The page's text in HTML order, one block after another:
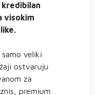
visokim
veliki
ostvaruju
za
premium